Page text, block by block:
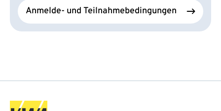
Anmelde- und Teilnahmebedingungen